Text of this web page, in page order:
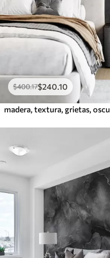
$400.17$240.10